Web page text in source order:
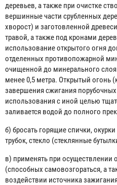
деревьев, а также при очистке
вершинные части срубленных
хворост) и заготовленной
травой, а также под кронами
использование открытого огня
отделенных противопожарной
очищенной до минерального
менее 0,5 метра. Открытый огонь
завершения сжигания порубочных
использования с иной целью
заливается водой до полного
б) бросать горящие спички,
трубок, стекло (стеклянные
в) применять при
(способных самовозгораться, а
воздействии источника